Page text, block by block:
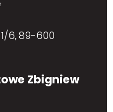
6, 89-600
Zbigniew